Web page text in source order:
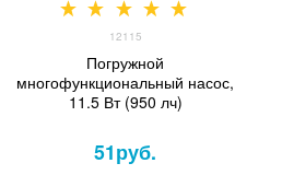
12115
Погружной
многофункциональный насос,
11.5 Вт (950 лч)
51руб.